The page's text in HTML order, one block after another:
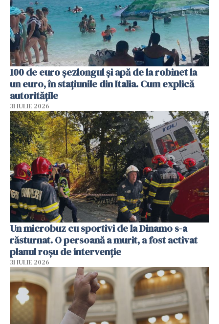
100 de euro șezlongul și apă de la robinet la
un euro, în stațiunile din Italia. Cum explică
autoritățile
31 IULIE 2026
Un microbuz cu sportivi de la Dinamo s-a
răsturnat. O persoană a murit, a fost activat
planul roșu de intervenție
31 IULIE 2026